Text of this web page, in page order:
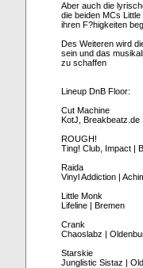
Aber auch die
die beiden MCs
ihren F?higkeiten
Des Weiteren wird
sein und das
zu schaffen
Lineup DnB Floor:
Cut Machine
KotJ, Breakbeatz.de
ROUGH!
Ting! Club, Impact |
Raida
Vinyl Addiction |
Little Monk
Lifeline | Bremen
Crank
Chaoslabz |
Starskie
Junglistic Sistaz |